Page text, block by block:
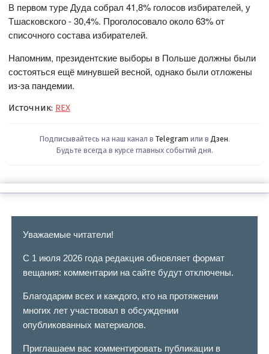
В первом туре Дуда собрал 41,8% голосов избирателей, у
Тшасковского - 30,4%. Проголосовало около 63% от
списочного состава избирателей.
Напомним, президентские выборы в Польше должны были
состояться ещё минувшей весной, однако были отложены
из-за пандемии.
Источник: REX
Подписывайтесь на наш канал в Telegram или в Дзен.
Будьте всегда в курсе главных событий дня.
Уважаемые читатели!
С 1 июля 2026 года редакция обновляет формат
вещания: комментарии на сайте будут отключены.
Благодарим всех и каждого, кто на протяжении
многих лет участвовал в обсуждении
опубликованных материалов.
Приглашаем вас комментировать публикации в